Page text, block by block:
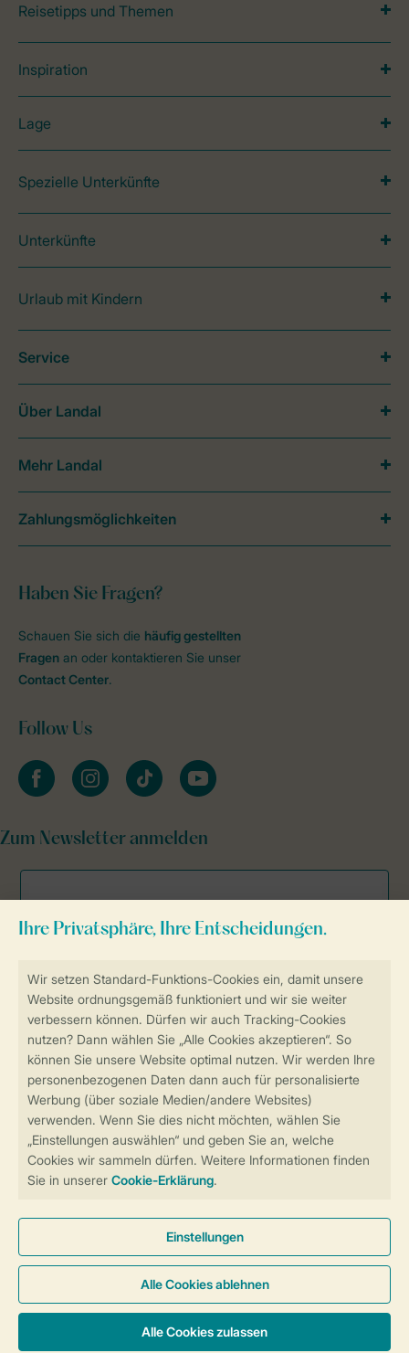
Sicherstellung Deiner Privatsphäre
Weitere Informationen und Einstellungen
Sicher und schnell zur Online-Buchung
Sichere Datenübertragung
Sicheres Bezahlen
Reisetipps und Themen
Inspiration
Lage
Spezielle Unterkünfte
Unterkünfte
Urlaub mit Kindern
Haben Sie Fragen?
Schauen Sie sich die häufig gestellten
Fragen an oder kontaktieren Sie unser
Contact Center.
Follow Us
facebookinstagramtiktok youtube
Zum Newsletter anmelden
Service
Über Landal
Mehr Landal
Zahlungsmöglichkeiten
Allgemeine Bedingungen Impressum
Cookies und Banner
Barrierefreiheit